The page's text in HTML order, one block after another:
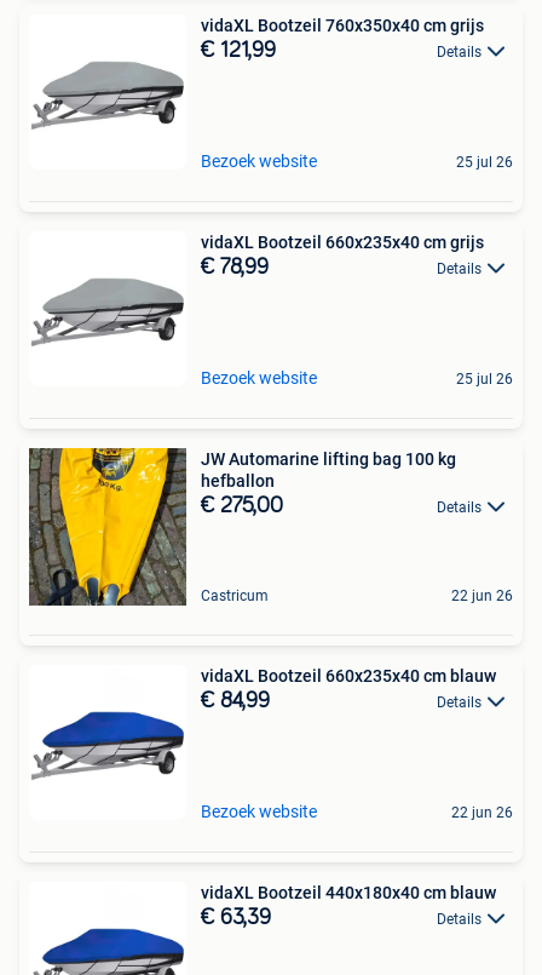
vidaXL Bootzeil 760x350x40 cm grijs
€ 121,99 Details
Bezoek website 25 jul 26
vidaXL Bootzeil 660x235x40 cm grijs
€ 78,99 Details
Bezoek website 25 jul 26
JW Automarine lifting bag 100 kg
hefballon
€ 275,00 Details
Castricum 22 jun 26
vidaXL Bootzeil 660x235x40 cm blauw
€ 84,99 Details
Bezoek website 22 jun 26
vidaXL Bootzeil 440x180x40 cm blauw
€ 63,39 Details